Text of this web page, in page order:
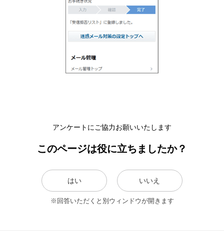
アンケートにご協力お願いいたします
このページは役に立ちましたか？
はい いいえ
※回答いただくと別ウィンドウが開きます